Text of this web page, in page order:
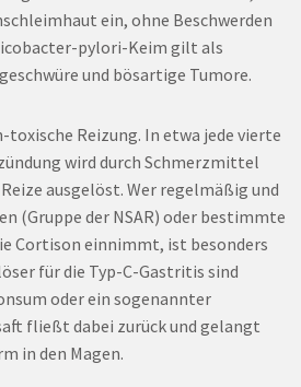
ein, ohne Beschwerden
pylori-Keim gilt als
und bösartige Tumore.
toxische Reizung. In etwa jede vierte
wird durch Schmerzmittel
ausgelöst. Wer regelmäßig und
(Gruppe der NSAR) oder bestimmte
Cortison einnimmt, ist besonders
für die Typ-C-Gastritis sind
oder ein sogenannter
fließt dabei zurück und gelangt
in den Magen.